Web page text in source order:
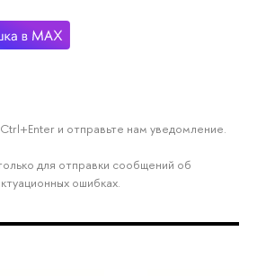
и отправьте нам уведомление.
для отправки сообщений об
ошибках.